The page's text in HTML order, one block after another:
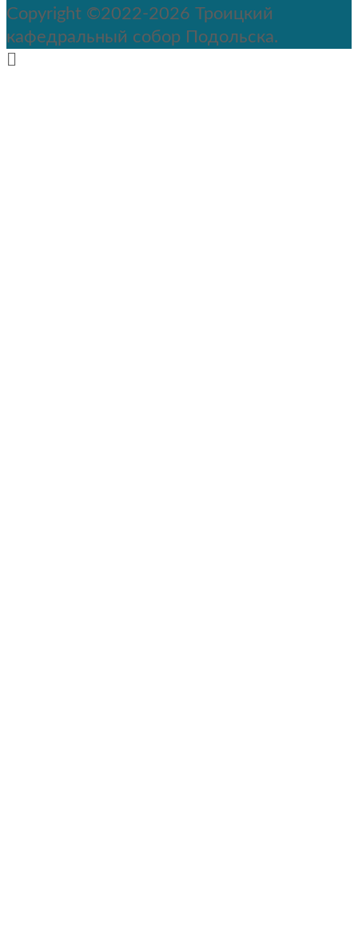
Copyright ©2022-2026 Троицкий
кафедральный собор Подольска.